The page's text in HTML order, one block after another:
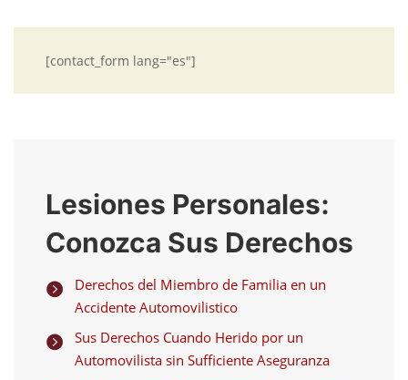
[contact_form lang="es"]
Lesiones Personales:
Conozca Sus Derechos

Derechos del Miembro de Familia en un
Accidente Automovilistico

Sus Derechos Cuando Herido por un
Automovilista sin Sufficiente Aseguranza